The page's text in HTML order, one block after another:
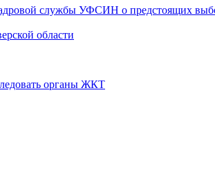
кадровой службы УФСИН о предстоящих
области
органы ЖКТ